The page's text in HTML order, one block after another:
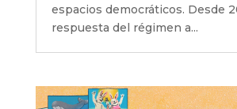
espacios democráticos. Desde
respuesta del régimen a...